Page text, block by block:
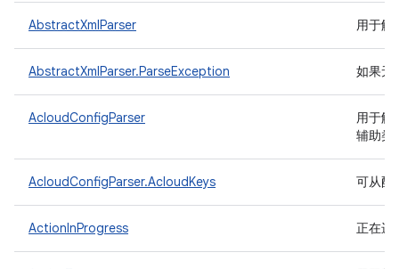
AbstractXmlParser 用于解
AbstractXmlParser.ParseException 如果无
AcloudConfigParser
用于解
辅助类
AcloudConfigParser.AcloudKeys 可从配
ActionInProgress 正在进